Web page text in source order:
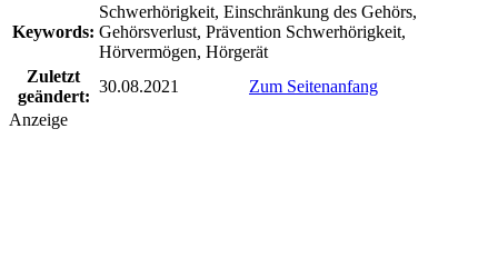
Keywords:
Schwerhörigkeit, Einschränkung des Gehörs,
Gehörsverlust, Prävention Schwerhörigkeit,
Hörvermögen, Hörgerät
Zuletzt
geändert:
30.08.2021
Zum Seitenanfang
Anzeige